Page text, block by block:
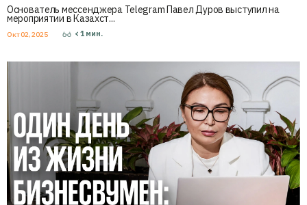
Основатель мессенджера Telegram Павел Дуров выступил на
мероприятии в Казахст...
Окт 02, 2025 < 1 мин.